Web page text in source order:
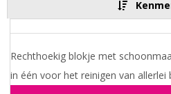
Rechthoekig blokje met
in één voor het reinigen van allerlei